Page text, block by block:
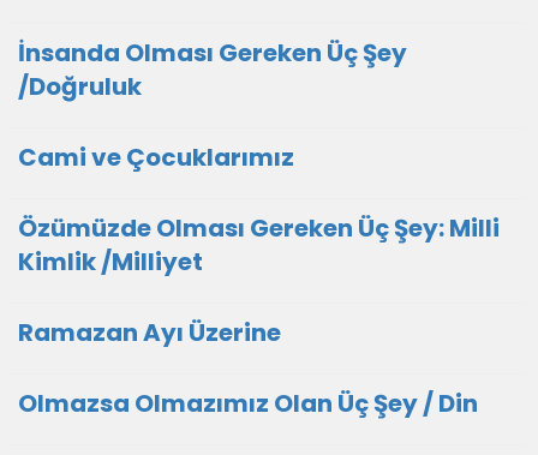
İnsanda Olması Gereken Üç Şey
/Doğruluk
Cami ve Çocuklarımız
Özümüzde Olması Gereken Üç Şey: Milli
Kimlik /Milliyet
Ramazan Ayı Üzerine
Olmazsa Olmazımız Olan Üç Şey / Din